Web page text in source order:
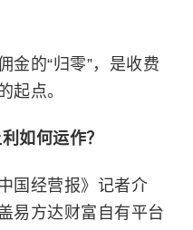
金的“归零”，是收费
起点。
如何运作？
国经营报》记者介
易方达财富自有平台